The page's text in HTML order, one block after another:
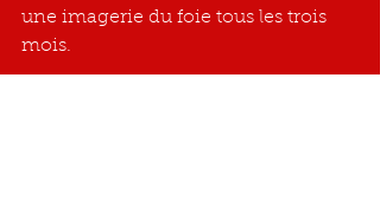
une imagerie du foie tous les trois
mois.